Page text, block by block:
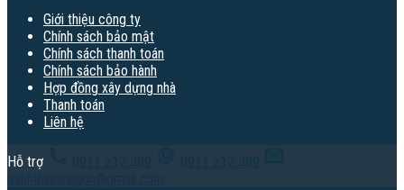
Giới thiệu công ty
Chính sách bảo mật
Chính sách thanh toán
Chính sách bảo hành
Hợp đồng xây dựng nhà
Thanh toán
Liên hệ
Hỗ trợ